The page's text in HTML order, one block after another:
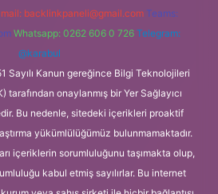
backlinkpaneli@gmail.com Teams:
Whatsapp: 0262 606 0 726 Telegram:
@karabul
Sayılı Kanun gereğince Bilgi Teknolojileri
tarafından onaylanmış bir Yer Sağlayıcı
Bu nedenle, sitedeki içerikleri proaktif
yükümlülüğümüz bulunmamaktadır.
içeriklerin sorumluluğunu taşımakta olup,
kabul etmiş sayılırlar. Bu internet